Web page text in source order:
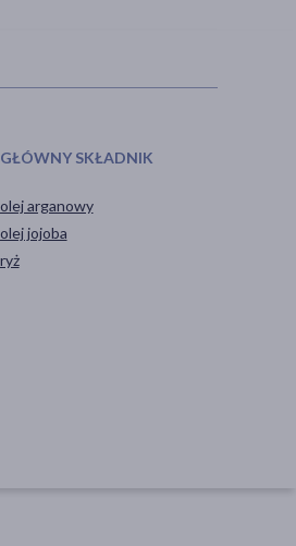
GŁÓWNY SKŁADNIK
olej arganowy
olej jojoba
ryż